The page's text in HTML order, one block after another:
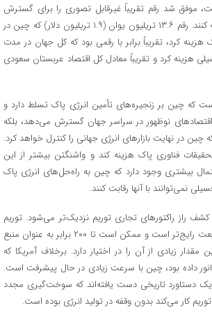
۲۰۲۳، کاست، موفق شد رقم تقریباً غیرقابل تصوری را برای گسترش
قدرت انرژی سبز خود هزینه کنند. رقم ۱۳.۶ تریلیون یوان (۱.۹ تریلیون دلار) که چین در
کرد، تقریباً برابر با رقمی بود که کل جهان در مدت
هزینه کرد و تقریباً معادل کل اقتصاد عربستان سعودی
که چین بر زنجیره‌های تأمین انرژی پاک تسلط دارد و
نوظهور در سراسر جهان گسترش می‌دهد، بلکه
چین در نهایت بازارهای انرژی جهانی را کنترل خواهد کرد.
فناوری پاک هزینه کند و واشنگتن بیشتر از این
بیشتری وجود دارد که چین به راه‌حل‌های انرژی پاک
نمی‌توانند با آنها رقابت کنند.
راز راکتورهای تجاری توریم نزدیک‌تر می‌شود. توریم
چندین برابر اورانیوم در طبیعت رایج‌تر است و ممکن است تا ۲۰۰ برابر به عنوان منبع
زیادی از آن را در اختیار دارد. برخلاف آمریکا که
داده بود، چین با سرعت زیادی در حال پیشرفت است.
یک دستاورد تاریخی دست یافته‌اند که سوخت‌گیری مجدد
کار می‌کند بدون وقفه در تولید انرژی بوده است.